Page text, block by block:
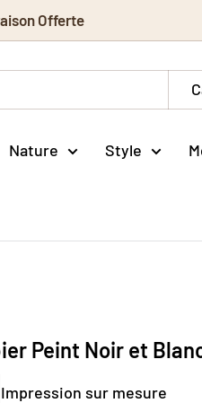
Offerte
Nature Style
Peint Noir et
Impression sur mesure